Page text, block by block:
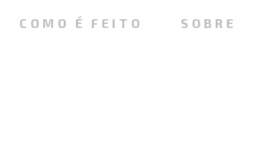
COMO É FEITO SOBRE